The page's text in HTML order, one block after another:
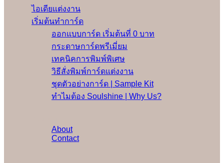
ไอเดียแต่งงาน
เริ่มต้นทำการ์ด
ออกแบบการ์ด เริ่มต้นที่ 0 บาท
กระดาษการ์ดพรีเมี่ยม
เทคนิคการพิมพ์พิเศษ
วิธีสั่งพิมพ์การ์ดแต่งงาน
ชุดตัวอย่างการ์ด | Sample Kit
ทำไมต้อง Soulshine | Why Us?
About
Contact